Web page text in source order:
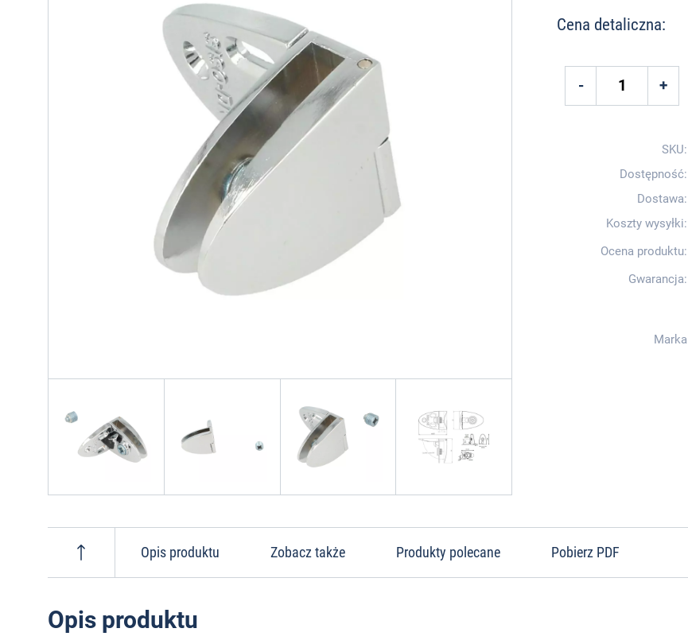
Cena detaliczna:
SKU:
Dostępność:
Dostawa:
Koszty wysyłki:
Ocena produktu:
Gwarancja:
Marka
Opis produktu Zobacz także Produkty polecane Pobierz PDF
Opis produktu